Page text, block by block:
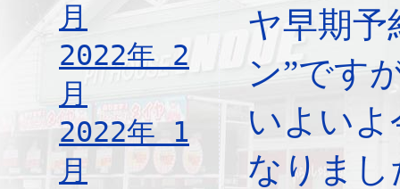
月
2022年 2
月
2022年 1
月
ヤ早期予
ン”です
いよい
なりまし